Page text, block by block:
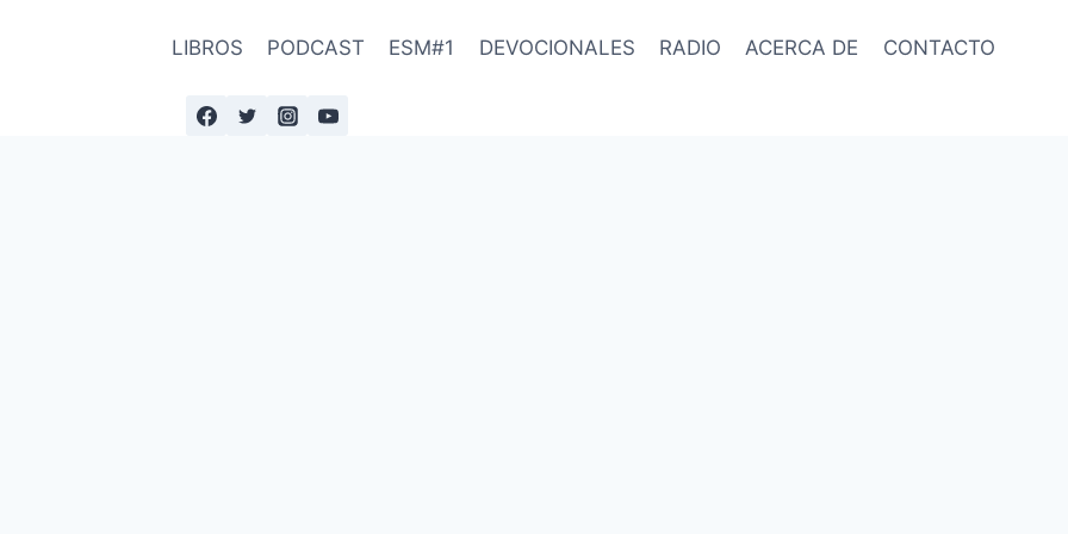
LIBROS PODCAST ESM#1 DEVOCIONALES RADIO ACERCA DE CONTACTO